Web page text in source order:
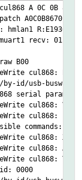
A 0C 0B 8670
hmlan1
recv: 01
B00
cul868: B00
id/usb-
serial
cul868: V
cul868: ?
cul868: X21
cul868: Ar
cul868: T01
0000